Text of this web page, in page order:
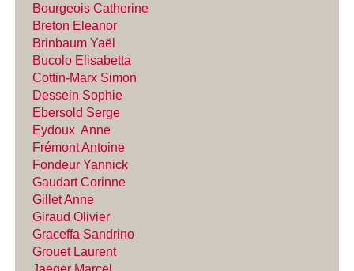
Bourgeois Catherine
Breton Eleanor
Brinbaum Yaël
Bucolo Elisabetta
Cottin-Marx Simon
Dessein Sophie
Ebersold Serge
Eydoux Anne
Frémont Antoine
Fondeur Yannick
Gaudart Corinne
Gillet Anne
Giraud Olivier
Graceffa Sandrino
Grouet Laurent